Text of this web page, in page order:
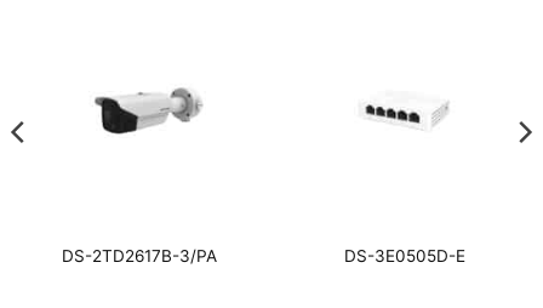
DS-2TD2617B-3/PA DS-3E0505D-E